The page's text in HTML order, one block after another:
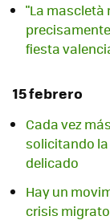
"La mascletà
fiesta
15 febrero
Cada vez
solicitando la
delicado
Hay un
crisis